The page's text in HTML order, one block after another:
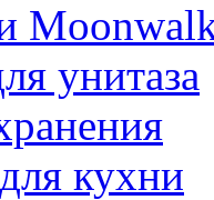
унитаза
кухни